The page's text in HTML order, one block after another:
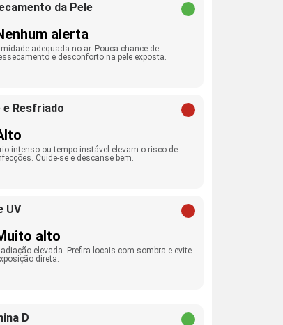
da Pele
alerta
adequada no ar. Pouca chance de
e desconforto na pele exposta.
e Resfriado
intenso ou tempo instável elevam o risco de
Cuide-se e descanse bem.
UV
alto
elevada. Prefira locais com sombra e evite
direta.
D